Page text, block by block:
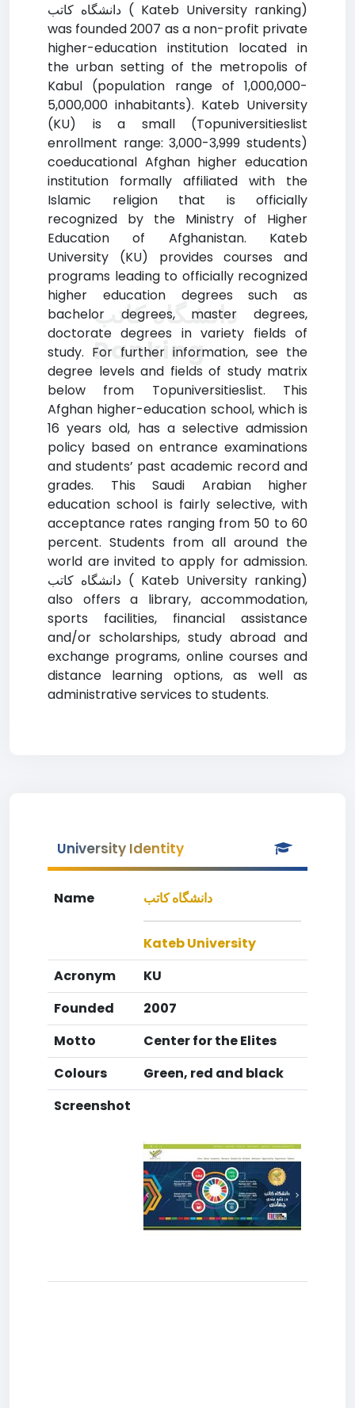
دانشگاه كاتب ( Kateb University ranking)
was founded 2007 as a non-profit private
higher-education institution located in
the urban setting of the metropolis of
Kabul (population range of 1,000,000-
5,000,000 inhabitants). Kateb University
(KU) is a small (Topuniversitieslist
enrollment range: 3,000-3,999 students)
coeducational Afghan higher education
institution formally affiliated with the
Islamic religion that is officially
recognized by the Ministry of Higher
Education of Afghanistan. Kateb
University (KU) provides courses and
programs leading to officially recognized
higher education degrees such as
bachelor degrees, master degrees,
doctorate degrees in variety fields of
study. For further information, see the
degree levels and fields of study matrix
below from Topuniversitieslist. This
Afghan higher-education school, which is
16 years old, has a selective admission
policy based on entrance examinations
and students’ past academic record and
grades. This Saudi Arabian higher
education school is fairly selective, with
acceptance rates ranging from 50 to 60
percent. Students from all around the
world are invited to apply for admission.
دانشگاه كاتب ( Kateb University ranking)
also offers a library, accommodation,
sports facilities, financial assistance
and/or scholarships, study abroad and
exchange programs, online courses and
distance learning options, as well as
administrative services to students.
دانشگاه كاتب
Ranking
University Identity
Name دانشگاه كاتب
Kateb University
Acronym
KU
Founded
2007
Motto
Center for the Elites
Colours
Green, red and black
Screenshot